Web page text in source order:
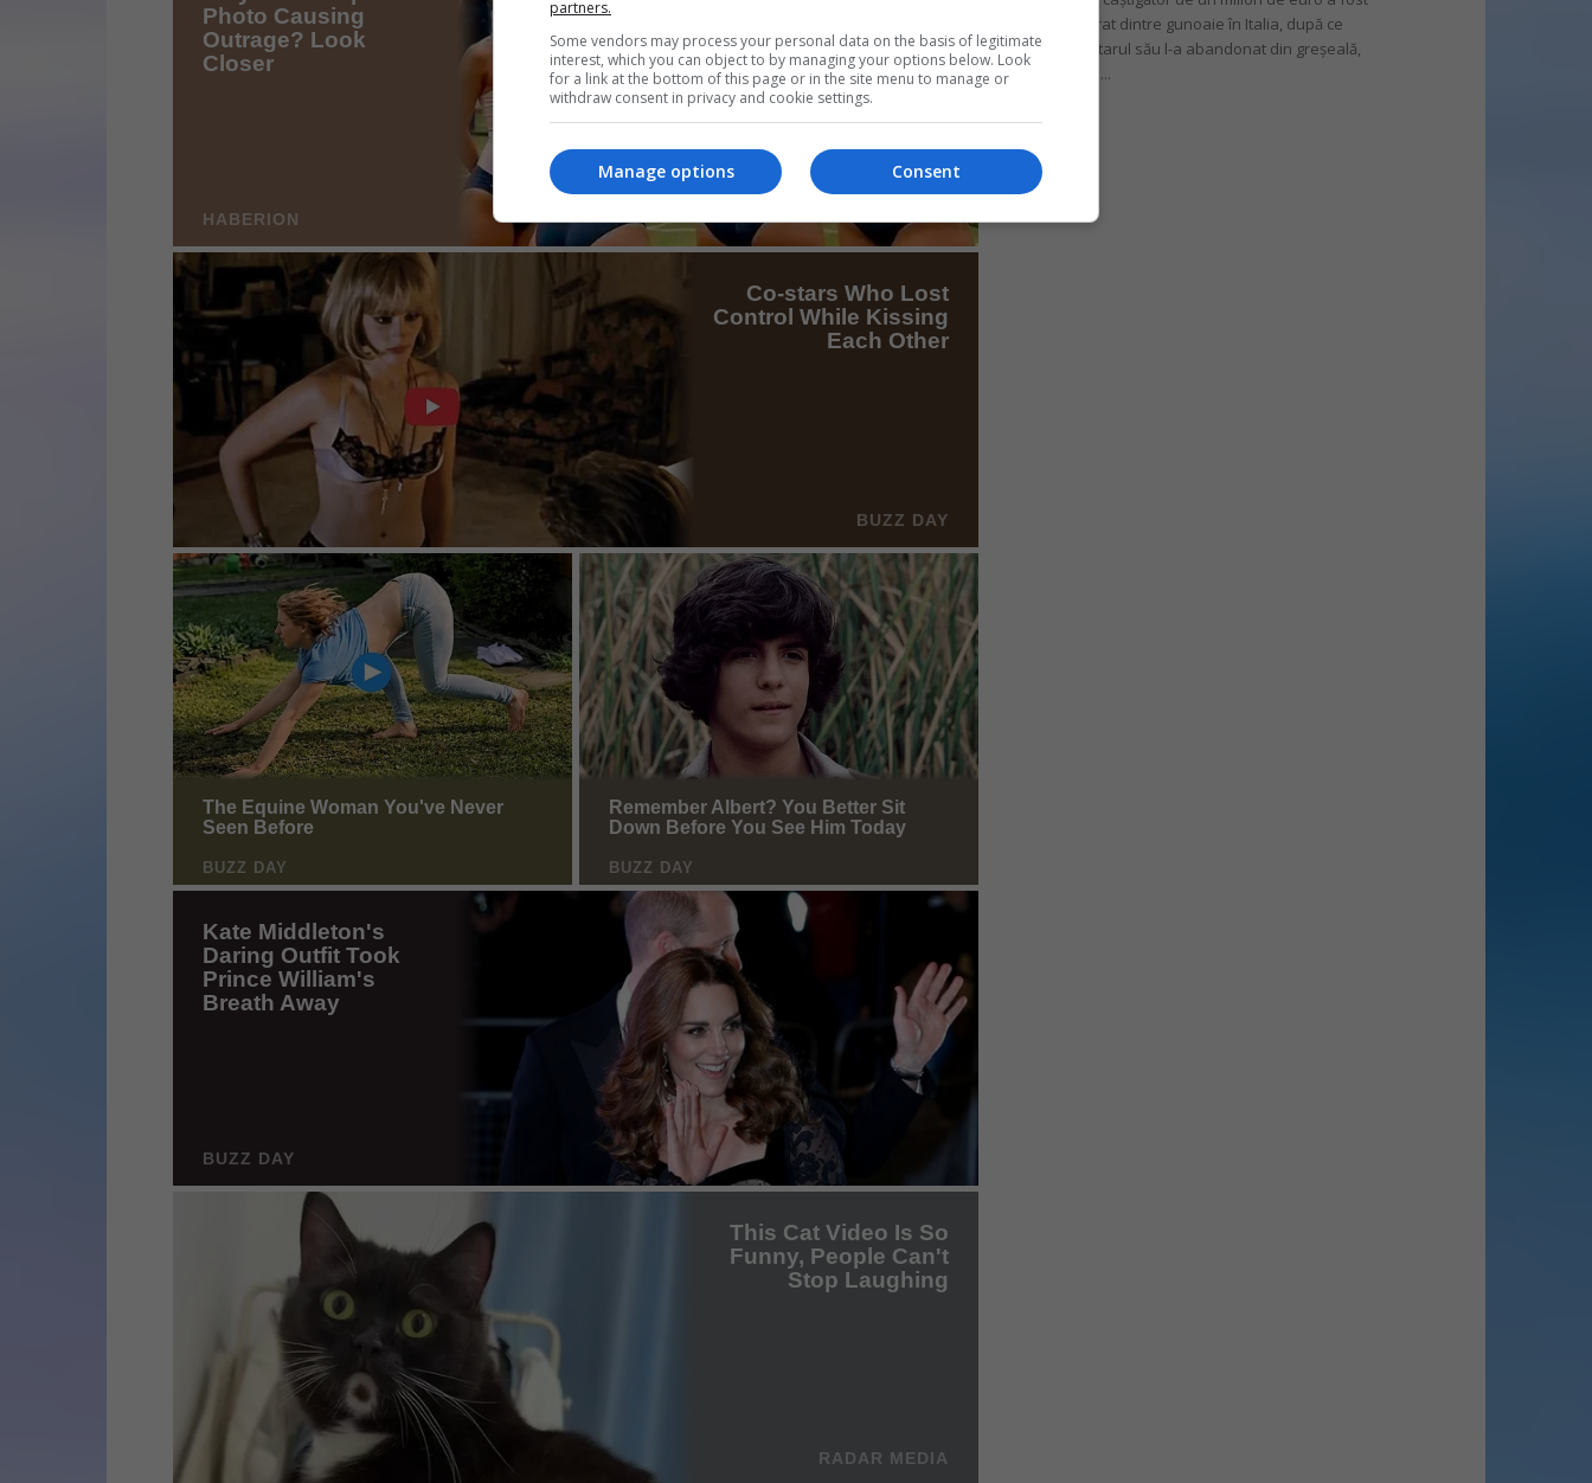
recuperat dintre gunoaie în Italia, după ce
proprietarul său l-a abandonat din greșeală,
convins...
partners.
Some vendors may process your personal data on the basis of legitimate
interest, which you can object to by managing your options below. Look
for a link at the bottom of this page or in the site menu to manage or
withdraw consent in privacy and cookie settings.
Consent
Manage options